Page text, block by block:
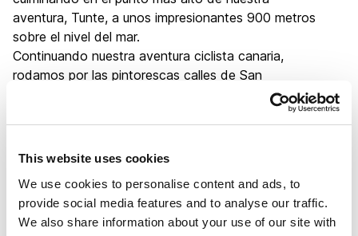
This website uses cookies
We use cookies to personalise content and ads, to
provide social media features and to analyse our traffic.
We also share information about your use of our site with
aventura, Tunte, a unos impresionantes 900 metros
sobre el nivel del mar.
Continuando nuestra aventura ciclista canaria,
rodamos por las pintorescas calles de San
Bartolomé de Tirajana antes de girar hacia el este,
hacia el pueblo de Santa Lucía. Aquí nos tomamos un
continuación, nuestro viaje toma un emocionante
carretera de Los Cuchillos, famosa por sus
emocionantes curvas y giros que ofrecen
impresionantes vistas de los barrancos y valles que